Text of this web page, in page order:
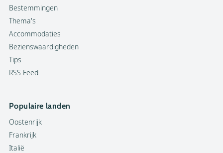
Bestemmingen
Thema's
Accommodaties
Bezienswaardigheden
Tips
RSS Feed
Populaire landen
Oostenrijk
Frankrijk
Italië